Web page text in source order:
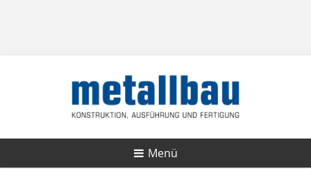
Menü